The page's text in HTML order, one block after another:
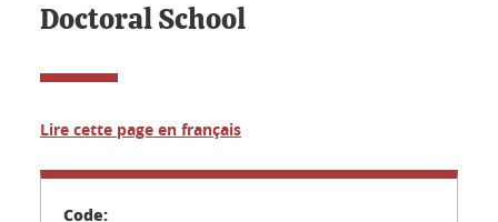
Doctoral School
Lire cette page en français